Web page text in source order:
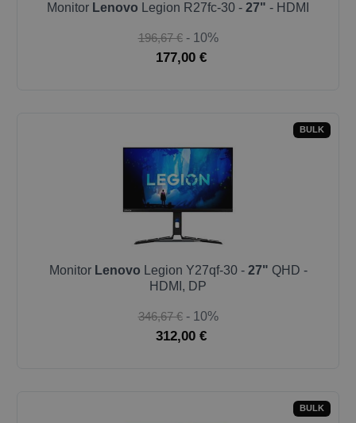
Monitor Lenovo Legion R27fc-30 - 27" - HDMI
196,67 € - 10%
177,00 €
BULK
Monitor Lenovo Legion Y27qf-30 - 27" QHD -
HDMI, DP
346,67 € - 10%
312,00 €
BULK